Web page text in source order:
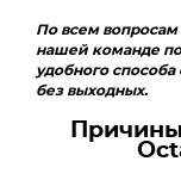
По всем
нашей команде
удобного
без выходных.